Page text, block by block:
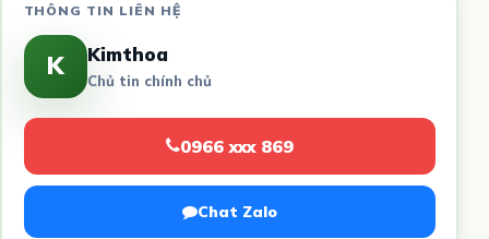
THÔNG TIN LIÊN HỆ
K Kimthoa
Chủ tin chính chủ
0966 xxx 869
Chat Zalo